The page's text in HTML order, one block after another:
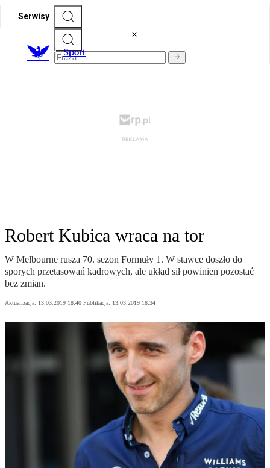
Serwisy
Sport
Robert Kubica wraca na tor
W Melbourne rusza 70. sezon Formuły 1. W stawce doszło do
sporych przetasowań kadrowych, ale układ sił powinien pozostać
bez zmian.
Aktualizacja: 13.03.2019 18:40 Publikacja: 13.03.2019 18:34